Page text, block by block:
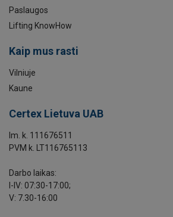
Paslaugos
Lifting KnowHow
Kaip mus rasti
Vilniuje
Kaune
Certex Lietuva UAB
Im. k. 111676511
PVM k. LT116765113
Darbo laikas:
I-IV: 07:30-17:00;
V: 7.30-16:00